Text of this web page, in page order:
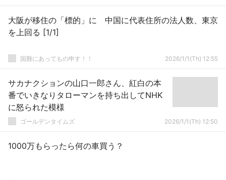
大阪が移住の「標的」に 中国に代表住所の法人数、東京
を上回る [1/1]
国難にあってもの申す！！ 2026/1/1(Th) 12:55
サカナクションの山口一郎さん、紅白の本
番でいきなりタローマンを持ち出してNHK
に怒られた模様
ゴールデンタイムズ 2026/1/1(Th) 12:50
1000万もらったら何の車買う？